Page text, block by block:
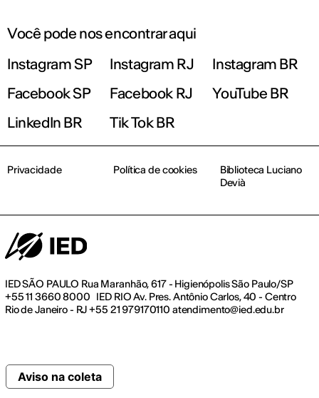
Você pode nos encontrar aqui
Instagram SP
Instagram RJ
Instagram BR
Facebook SP
Facebook RJ
YouTube BR
LinkedIn BR
Tik Tok BR
IED SÃO PAULO Rua Maranhão, 617 - Higienópolis São Paulo/SP
+55 11 3660 8000 IED RIO Av. Pres. Antônio Carlos, 40 - Centro
Rio de Janeiro - RJ +55 21 979170110 atendimento@ied.edu.br
Privacidade Política de cookies
Biblioteca Luciano
Devià
Aviso na coleta